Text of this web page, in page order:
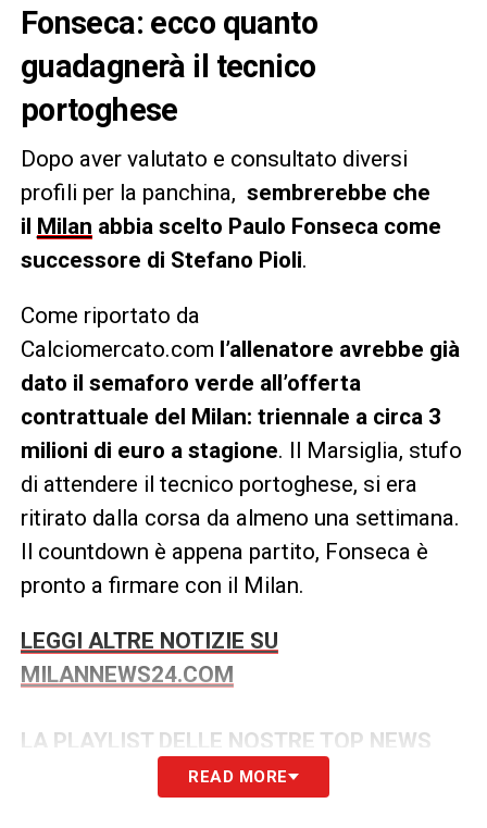
Fonseca: ecco quanto
guadagnerà il tecnico
portoghese
Dopo aver valutato e consultato diversi
profili per la panchina, sembrerebbe che
il Milan abbia scelto Paulo Fonseca come
successore di Stefano Pioli.
Come riportato da
Calciomercato.com l’allenatore avrebbe già
dato il semaforo verde all’offerta
contrattuale del Milan: triennale a circa 3
milioni di euro a stagione. Il Marsiglia, stufo
di attendere il tecnico portoghese, si era
ritirato dalla corsa da almeno una settimana.
Il countdown è appena partito, Fonseca è
pronto a firmare con il Milan.
LEGGI ALTRE NOTIZIE SU
MILANNEWS24.COM
LA PLAYLIST DELLE NOSTRE TOP NEWS
READ MORE